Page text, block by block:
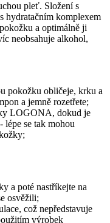
pleť. Složení s
hydratačním komplexem
a optimálně ji
neobsahuje alkohol,
pokožku obličeje, krku a
a jemně rozetřete;
LOGONA, dokud je
se tak mohou
a poté nastříkejte na
osvěžili;
což nepředstavuje
výrobek